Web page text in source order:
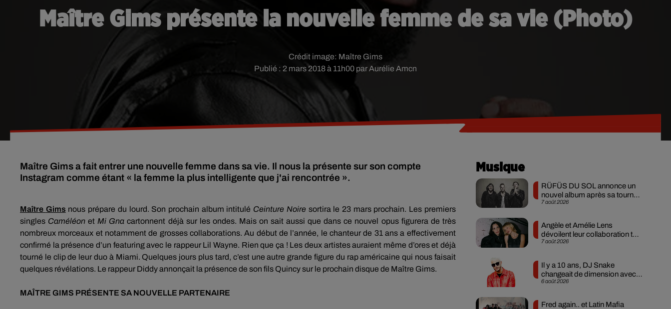
Maître Gims présente la nouvelle femme de sa vie (Photo)
Publié : 2 mars 2018 à 11h00 par Aurélie Amcn
Crédit image: Maître Gims
Maître Gims a fait entrer une nouvelle femme dans sa vie. Il nous la présente sur son compte
Instagram comme étant « la femme la plus intelligente que j'ai rencontrée ».
Maître Gims nous prépare du lourd. Son prochain album intitulé Ceinture Noiresortira le 23 mars prochain. Les premiers
singles Caméléon et Mi Gna cartonnent déjà sur les ondes. Mais on sait aussi que dans ce nouvel opus figurera de très
nombreux morceaux et notamment de grosses collaborations. Au début de l’année, le chanteur de 31 ans a effectivement
confirmé la présence d’un featuring avec le rappeur Lil Wayne. Rien que ça ! Les deux artistes auraient même d’ores et déjà
tourné le clip de leur duo à Miami. Quelques jours plus tard, c’est une autre grande figure du rap américaine qui nous faisait
quelques révélations. Le rappeur Diddyannonçait la présence de son fils Quincy sur le prochain disque de Maître Gims.
MAÎTRE GIMS PRÉSENTE SA NOUVELLE PARTENAIRE
Musique
7 août 2026
RÜFÜS DU SOL annonce un
nouvel album après sa tournée
mondiale
7 août 2026
Angèle et Amélie Lens
dévoilent leur collaboration tant
attendue
6 août 2026
Il y a 10 ans, DJ Snake
changeait de dimension avec
son premier...
Fred again.. et Latin Mafia